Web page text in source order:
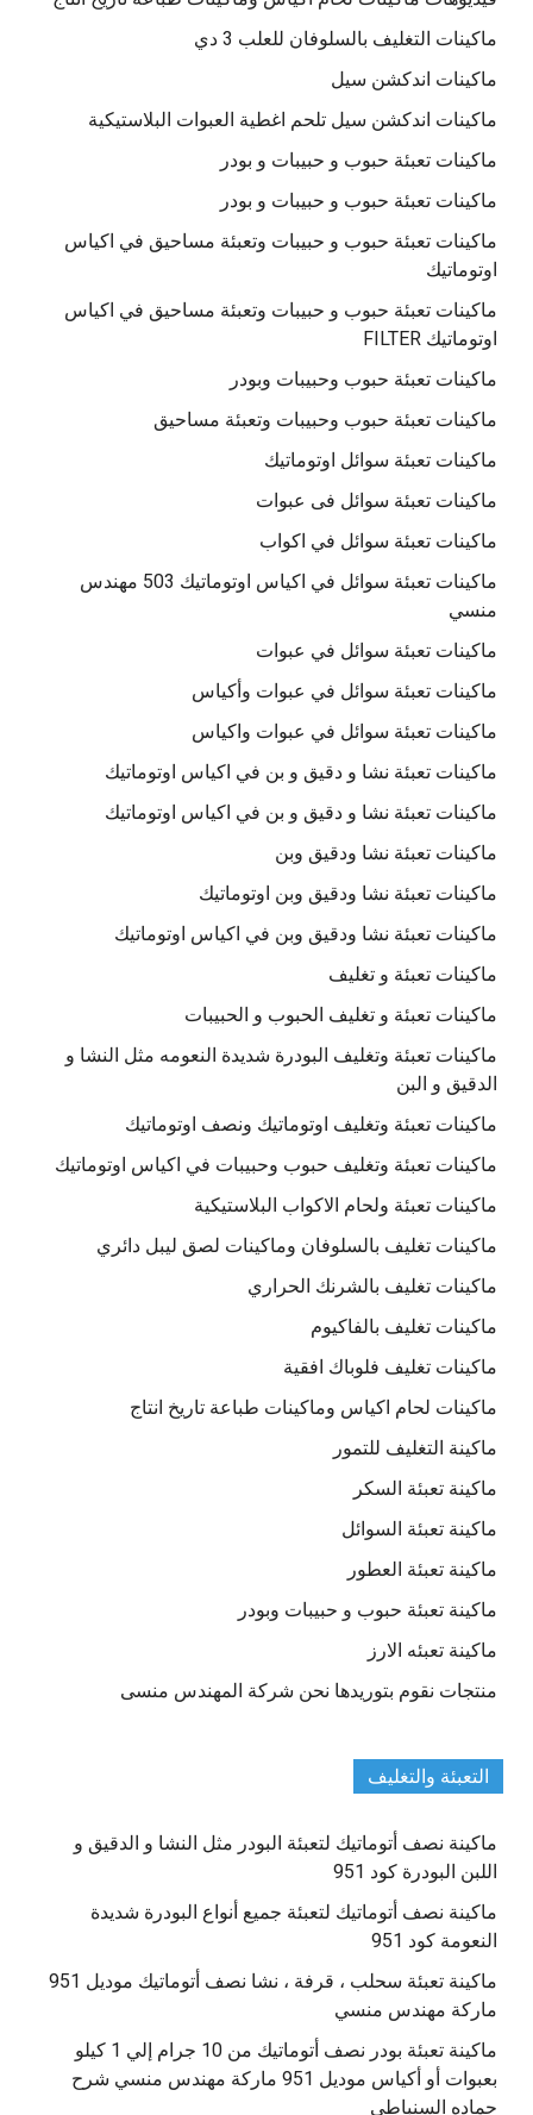
ماكينات التغليف بالسلوفان للعلب 3 دي
ماكينات اندكشن سيل
ماكينات اندكشن سيل تلحم اغطية العبوات البلاستيكية
ماكينات تعبئة حبوب و حبيبات و بودر
ماكينات تعبئة حبوب و حبيبات و بودر
ماكينات تعبئة حبوب و حبيبات وتعبئة مساحيق في اكياس
اوتوماتيك
ماكينات تعبئة حبوب و حبيبات وتعبئة مساحيق في اكياس
اوتوماتيك FILTER
ماكينات تعبئة حبوب وحبيبات وبودر
ماكينات تعبئة حبوب وحبيبات وتعبئة مساحيق
ماكينات تعبئة سوائل اوتوماتيك
ماكينات تعبئة سوائل فى عبوات
ماكينات تعبئة سوائل في اكواب
ماكينات تعبئة سوائل في اكياس اوتوماتيك 503 مهندس
منسي
ماكينات تعبئة سوائل في عبوات
ماكينات تعبئة سوائل في عبوات وأكياس
ماكينات تعبئة سوائل في عبوات واكياس
ماكينات تعبئة نشا و دقيق و بن في اكياس اوتوماتيك
ماكينات تعبئة نشا و دقيق و بن في اكياس اوتوماتيك
ماكينات تعبئة نشا ودقيق وبن
ماكينات تعبئة نشا ودقيق وبن اوتوماتيك
ماكينات تعبئة نشا ودقيق وبن في اكياس اوتوماتيك
ماكينات تعبئة و تغليف
ماكينات تعبئة و تغليف الحبوب و الحبيبات
ماكينات تعبئة وتغليف البودرة شديدة النعومه مثل النشا و
الدقيق و البن
ماكينات تعبئة وتغليف اوتوماتيك ونصف اوتوماتيك
ماكينات تعبئة وتغليف حبوب وحبيبات في اكياس اوتوماتيك
ماكينات تعبئة ولحام الاكواب البلاستيكية
ماكينات تغليف بالسلوفان وماكينات لصق ليبل دائري
ماكينات تغليف بالشرنك الحراري
ماكينات تغليف بالفاكيوم
ماكينات تغليف فلوباك افقية
ماكينات لحام اكياس وماكينات طباعة تاريخ انتاج
ماكينة التغليف للتمور
ماكينة تعبئة السكر
ماكينة تعبئة السوائل
ماكينة تعبئة العطور
ماكينة تعبئة حبوب و حبيبات وبودر
ماكينة تعبئه الارز
منتجات نقوم بتوريدها نحن شركة المهندس منسى
التعبئة والتغليف
ماكينة نصف أتوماتيك لتعبئة البودر مثل النشا و الدقيق و
اللبن البودرة كود 951
ماكينة نصف أتوماتيك لتعبئة جميع أنواع البودرة شديدة
النعومة كود 951
ماكينة تعبئة سحلب ، قرفة ، نشا نصف أتوماتيك موديل 951
ماركة مهندس منسي
ماكينة تعبئة بودر نصف أتوماتيك من 10 جرام إلي 1 كيلو
بعبوات أو أكياس موديل 951 ماركة مهندس منسي شرح
حماده السنباطي